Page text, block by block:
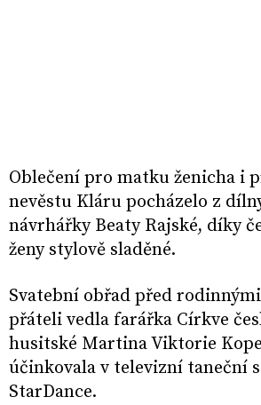
Oblečení pro matku ženicha i
nevěstu Kláru pocházelo z
návrhářky Beaty Rajské, díky
ženy stylově sladěné.
Svatební obřad před
přáteli vedla farářka Církve
husitské Martina Viktorie
účinkovala v televizní taneční
StarDance.